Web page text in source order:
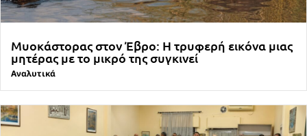
Μυοκάστορας στον Έβρο: Η τρυφερή εικόνα μιας
μητέρας με το μικρό της συγκινεί
Αναλυτικά